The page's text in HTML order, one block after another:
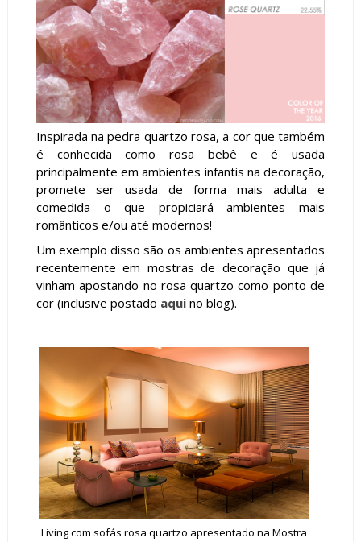
Inspirada na pedra quartzo rosa, a cor que também
é conhecida como rosa bebê e é usada
principalmente em ambientes infantis na decoração,
promete ser usada de forma mais adulta e
comedida o que propiciará ambientes mais
românticos e/ou até modernos!
Um exemplo disso são os ambientes apresentados
recentemente em mostras de decoração que já
vinham apostando no rosa quartzo como ponto de
cor (inclusive postado aquino blog).
Living com sofás rosa quartzo apresentado na Mostra